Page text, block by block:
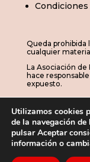
Condiciones
Queda prohibida
cualquier
La Asociación
hace
expuesto.
© 2026 |
Utilizamos cookies
de la navegación
pulsar Aceptar
información o